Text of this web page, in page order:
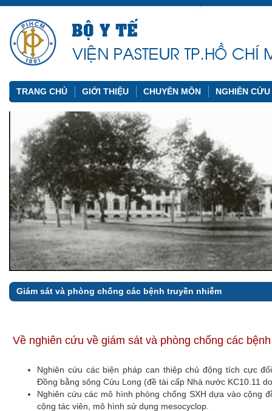
TRANG CHỦ GIỚI THIỆU CHUYÊN MÔN NGHIÊN
Giám sát và phòng chống các bệnh truyền nhiễm
Về nghiên cứu về giám sát và phòng chống các
Nghiên cứu các biện pháp can thiệp chủ động tích cực
Đồng bằng sông Cửu Long (đề tài cấp Nhà nước KC10.11
Nghiên cứu các mô hình phòng chống SXH dựa vào cộng
cộng tác viên, mô hình sử dụng mesocyclop.